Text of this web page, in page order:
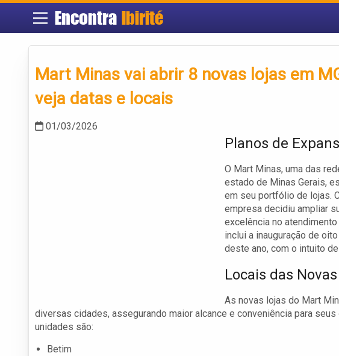
Encontra Ibirité
Mart Minas vai abrir 8 novas lojas em
veja datas e locais
01/03/2026
Planos de
O Mart Minas, uma das
estado de Minas Gerais,
em seu portfólio de lojas.
empresa decidiu ampliar
excelência no
inclui a inauguração de
deste ano, com o intuito
Locais das
As novas lojas do Mart
diversas cidades, assegurando maior alcance e conveniência para
unidades são:
Betim